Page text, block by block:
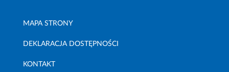
MAPA STRONY
DEKLARACJA DOSTĘPNOŚCI
KONTAKT